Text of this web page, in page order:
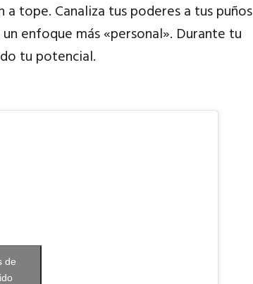
tope. Canaliza tus poderes a tus puños
enfoque más «personal». Durante tu
tu potencial.
de